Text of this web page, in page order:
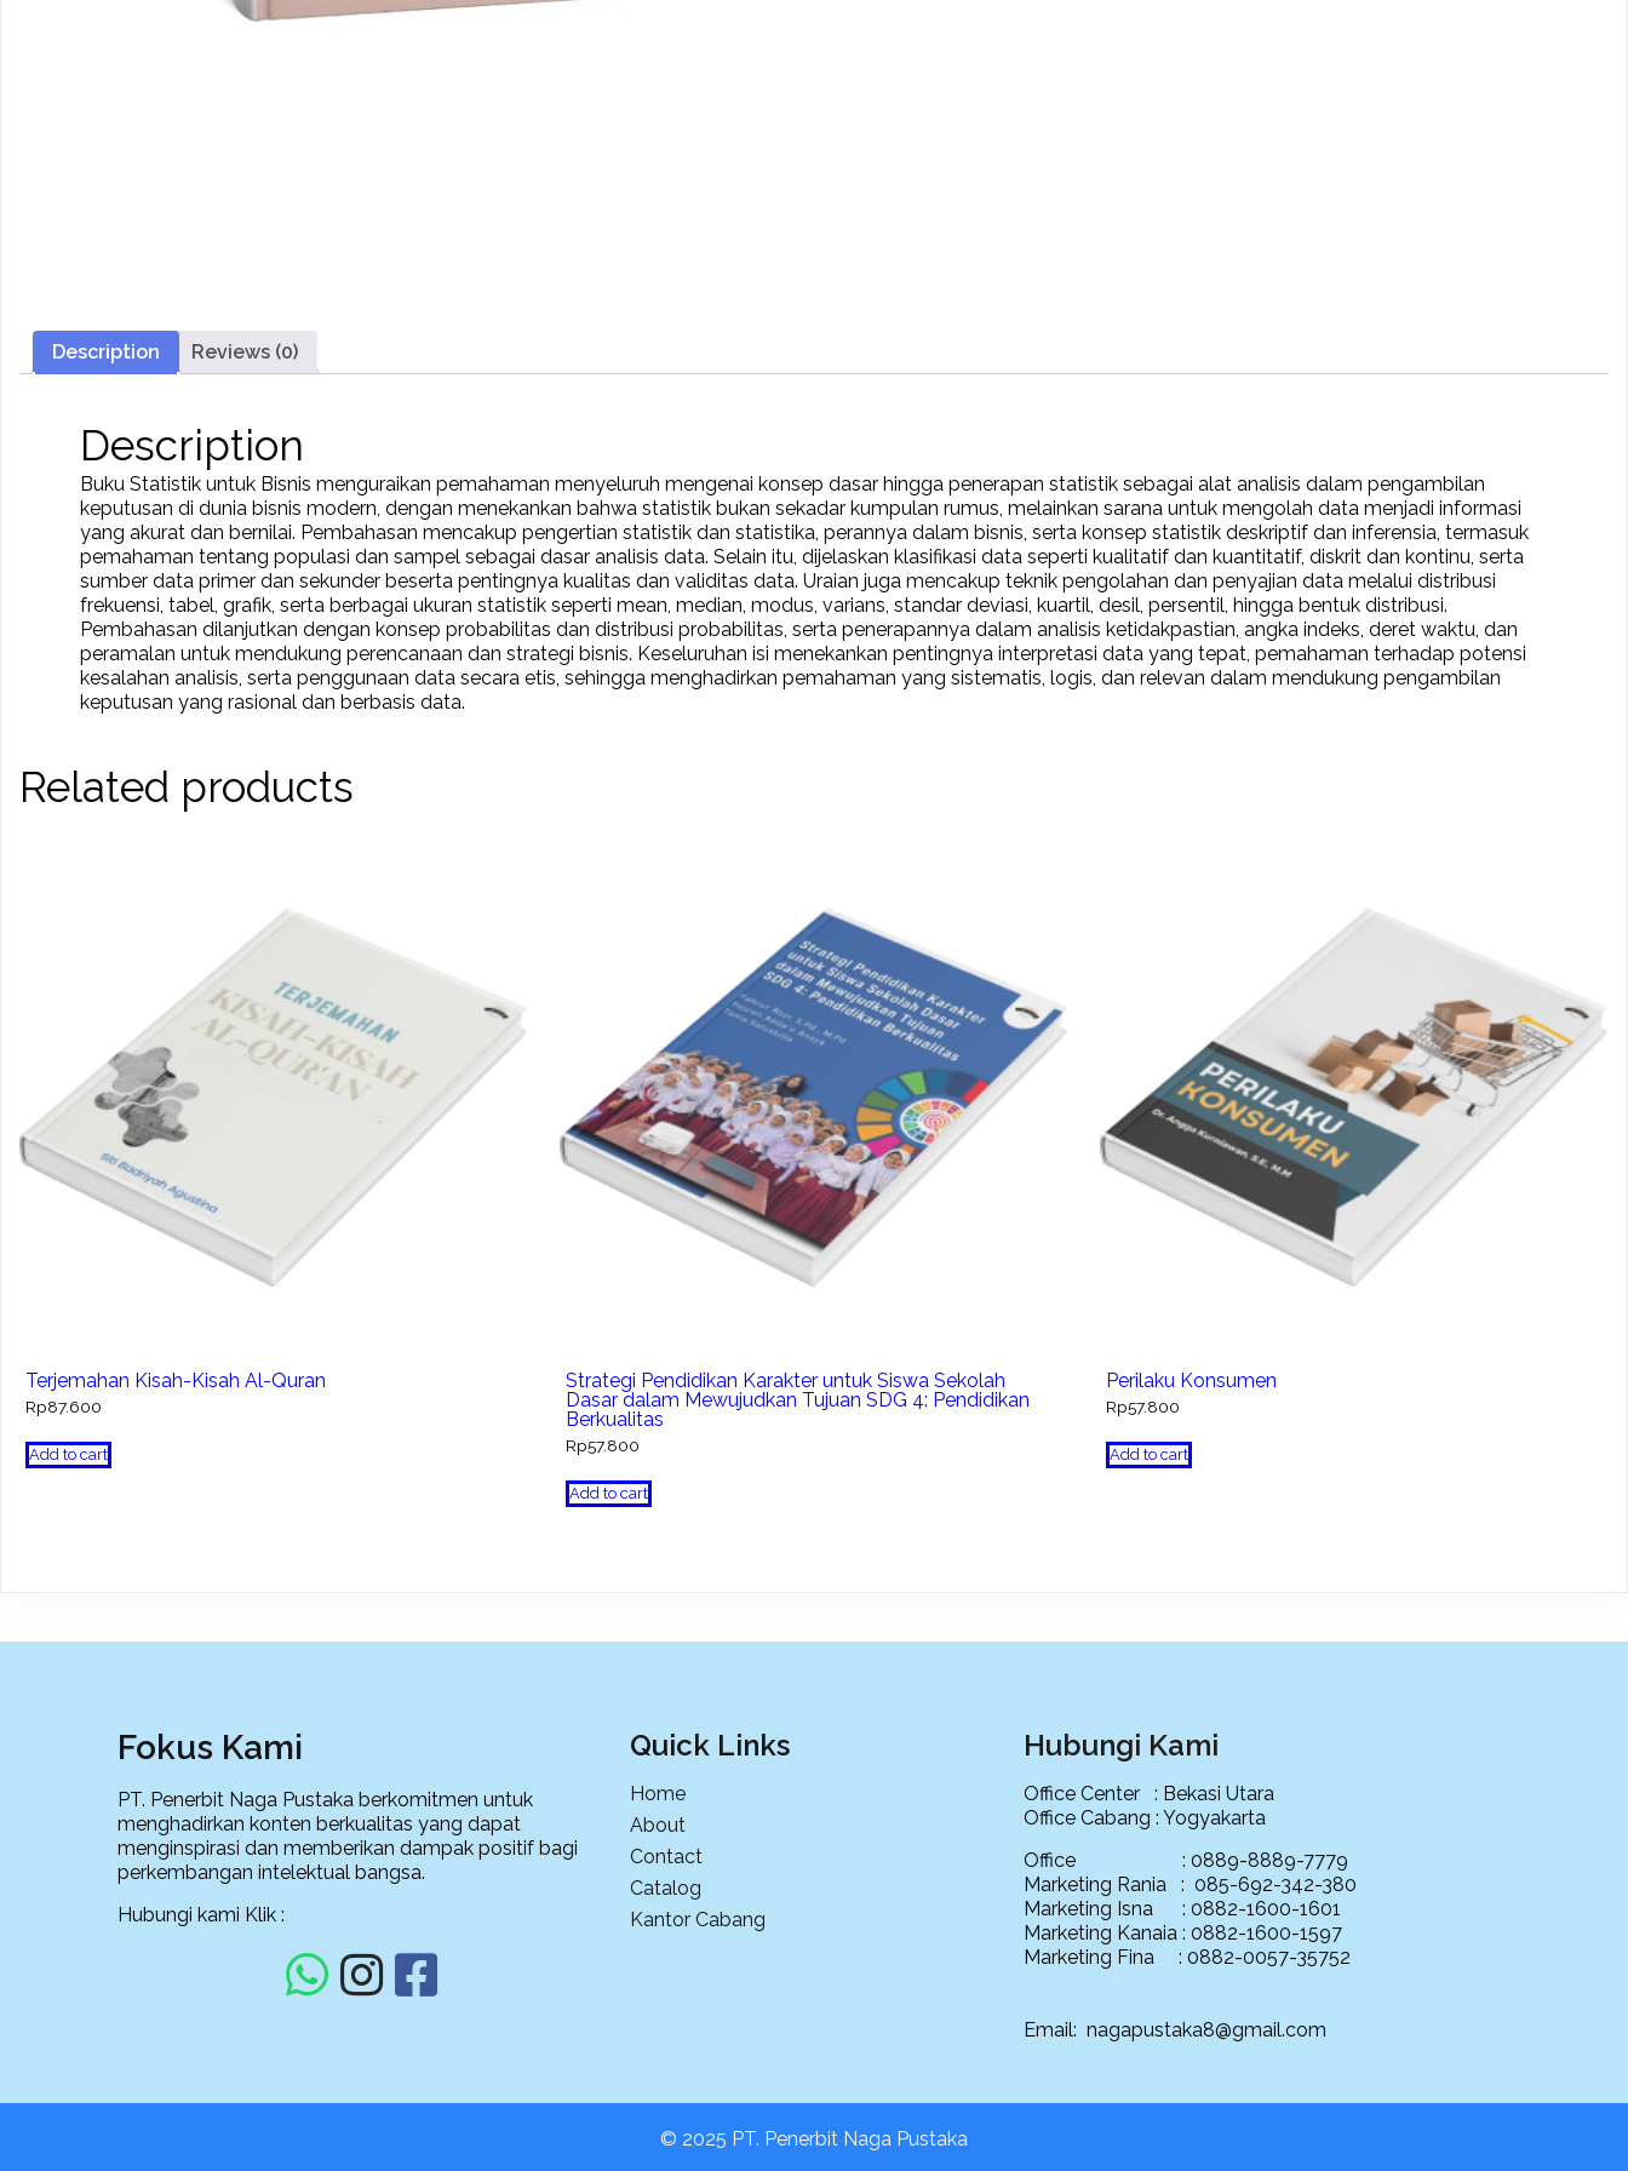
Description Reviews (0)
Description
Buku Statistik untuk Bisnis menguraikan pemahaman menyeluruh mengenai konsep dasar hingga penerapan statistik sebagai alat analisis dalam pengambilan
keputusan di dunia bisnis modern, dengan menekankan bahwa statistik bukan sekadar kumpulan rumus, melainkan sarana untuk mengolah data menjadi informasi
yang akurat dan bernilai. Pembahasan mencakup pengertian statistik dan statistika, perannya dalam bisnis, serta konsep statistik deskriptif dan inferensia, termasuk
pemahaman tentang populasi dan sampel sebagai dasar analisis data. Selain itu, dijelaskan klasifikasi data seperti kualitatif dan kuantitatif, diskrit dan kontinu, serta
sumber data primer dan sekunder beserta pentingnya kualitas dan validitas data. Uraian juga mencakup teknik pengolahan dan penyajian data melalui distribusi
frekuensi, tabel, grafik, serta berbagai ukuran statistik seperti mean, median, modus, varians, standar deviasi, kuartil, desil, persentil, hingga bentuk distribusi.
Pembahasan dilanjutkan dengan konsep probabilitas dan distribusi probabilitas, serta penerapannya dalam analisis ketidakpastian, angka indeks, deret waktu, dan
peramalan untuk mendukung perencanaan dan strategi bisnis. Keseluruhan isi menekankan pentingnya interpretasi data yang tepat, pemahaman terhadap potensi
kesalahan analisis, serta penggunaan data secara etis, sehingga menghadirkan pemahaman yang sistematis, logis, dan relevan dalam mendukung pengambilan
keputusan yang rasional dan berbasis data.
Related products
Terjemahan Kisah-Kisah Al-Quran
Rp87.600
Add to cart
Strategi Pendidikan Karakter untuk Siswa Sekolah
Dasar dalam Mewujudkan Tujuan SDG 4: Pendidikan
Berkualitas
Rp57.800
Add to cart
Perilaku Konsumen
Rp57.800
Add to cart
Fokus Kami
PT. Penerbit Naga Pustaka berkomitmen untuk
menghadirkan konten berkualitas yang dapat
menginspirasi dan memberikan dampak positif bagi
perkembangan intelektual bangsa.
Hubungi kami Klik :
Quick Links
Home
About
Contact
Catalog
Kantor Cabang
Hubungi Kami
Office Center : Bekasi Utara
Office Cabang : Yogyakarta
Office : 0889-8889-7779
Marketing Rania : 085-692-342-380
Marketing Isna : 0882-1600-1601
Marketing Kanaia : 0882-1600-1597
Marketing Fina : 0882-0057-35752
Email: nagapustaka8@gmail.com
© 2025 PT. Penerbit Naga Pustaka